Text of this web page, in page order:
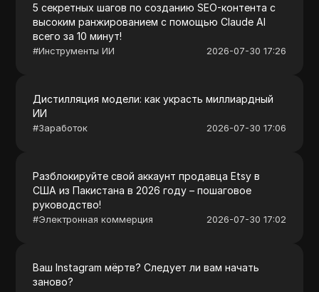
5 секретных шагов по созданию SEO-контента с
высоким ранжированием с помощью Claude AI
всего за 10 минут!
#Инструменты ИИ 2026-07-30 17:26
Дистилляция модели: как украсть миллиардный
ИИ
#Заработок 2026-07-30 17:06
Разблокируйте свой аккаунт продавца Etsy в
США из Пакистана в 2026 году – пошаговое
руководство!
#Электронная коммерция 2026-07-30 17:02
Ваш Instagram мёртв? Следует ли вам начать
заново?